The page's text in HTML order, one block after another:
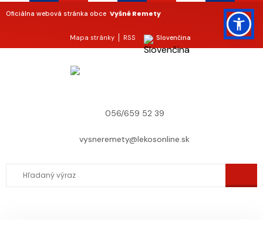
Oficiálna webová stránka obce Vyšné Remety
Mapa stránky RSS Slovenčina
056/659 52 39
vysneremety@lekosonline.sk